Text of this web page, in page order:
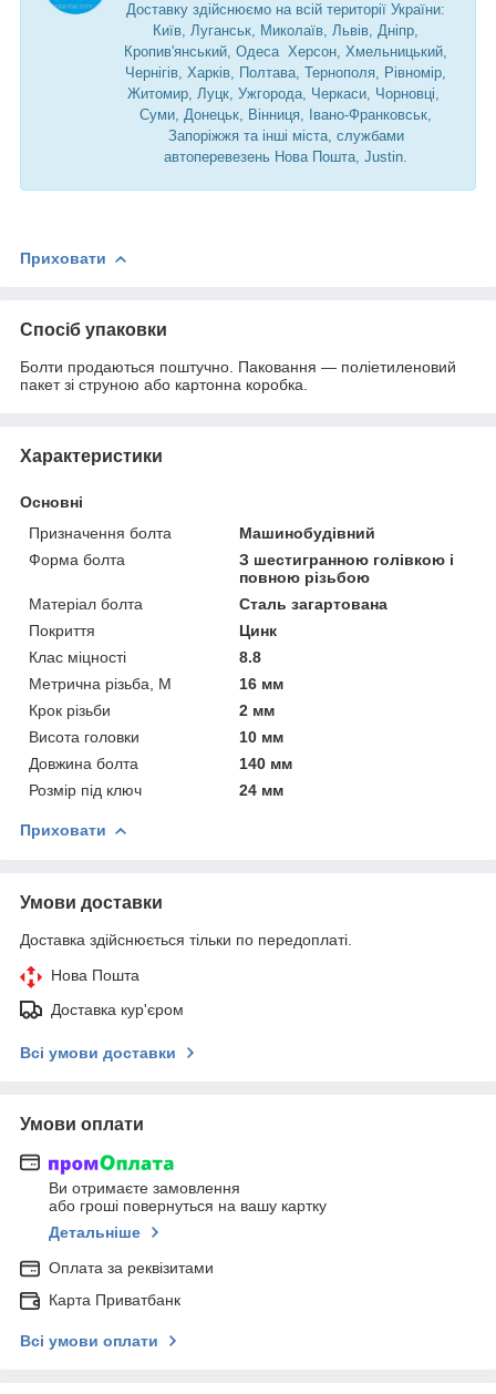
Доставку здійснюємо на всій території України:
Київ, Луганськ, Миколаїв, Львів, Дніпр,
Кропив'янський, Одеса Херсон, Хмельницький,
Чернігів, Харків, Полтава, Тернополя, Рівномір,
Житомир, Луцк, Ужгорода, Черкаси, Чорновці,
Суми, Донецьк, Вінниця, Івано-Франковськ,
Запоріжжя та інші міста, службами
автоперевезень Нова Пошта, Justin.
Приховати
Спосіб упаковки
Болти продаються поштучно. Паковання — поліетиленовий
пакет зі струною або картонна коробка.
Характеристики
Основні
Призначення болта
Машинобудівний
Форма болта
З шестигранною голівкою і
повною різьбою
Матеріал болта
Сталь загартована
Покриття
Цинк
Клас міцності
8.8
Метрична різьба, М
16 мм
Крок різьби
2 мм
Висота головки
10 мм
Довжина болта
140 мм
Розмір під ключ
24 мм
Приховати
Умови доставки
Доставка здійснюється тільки по передоплаті.
Нова Пошта
Доставка кур'єром
Всі умови доставки
Умови оплати
Ви отримаєте замовлення
або гроші повернуться на вашу картку
Детальніше
Оплата за реквізитами
Карта Приватбанк
Всі умови оплати